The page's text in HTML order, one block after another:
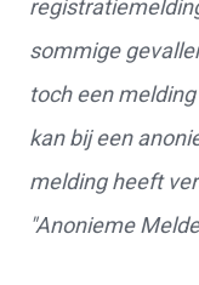
sommige
toch een
kan bij een
melding heeft
"Anonieme